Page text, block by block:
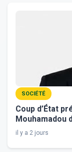
SOCIÉTÉ
Coup d’État
Mouhamadou
il y a 2 jours